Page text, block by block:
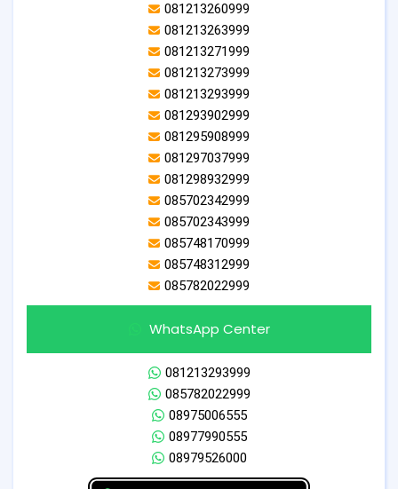
081213260999
081213263999
081213271999
081213273999
081213293999
081293902999
081295908999
081297037999
081298932999
085702342999
085702343999
085748170999
085748312999
085782022999
WhatsApp Center
081213293999
085782022999
08975006555
08977990555
08979526000